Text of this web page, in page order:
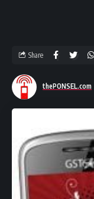
thePONSEL.com
Share